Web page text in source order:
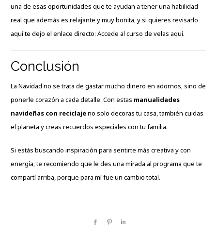
una de esas oportunidades que te ayudan a tener una habilidad
real que además es relajante y muy bonita, y si quieres revisarlo
aquí te dejo el enlace directo:Accede al curso de velas aquí.
Conclusión
La Navidad no se trata de gastar mucho dinero en adornos, sino de
ponerle corazón a cada detalle. Con estas manualidades
navideñas con reciclajeno solo decoras tu casa, también cuidas
el planeta y creas recuerdos especiales con tu familia.
Si estás buscando inspiración para sentirte más creativa y con
energía, te recomiendo que le des una mirada al programa que te
compartí arriba, porque para mí fue un cambio total.
Share Pin